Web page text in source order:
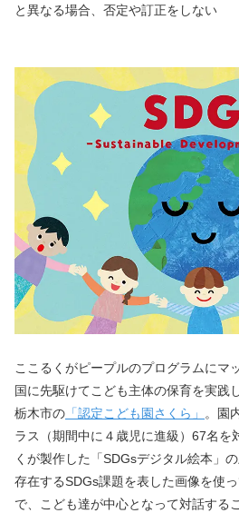
と異なる場合、否定や訂正をしない
ここるくがピープルのプログラムにマ
国に先駆けてこども主体の保育を実践
栃木市の 「認定こども園さくら」 。園
ラス（期間中に４歳児に進級）67名を
くが製作した「SDGsデジタル絵本」
存在するSDGs課題を表した画像を使
で、こども達が中心となって対話する